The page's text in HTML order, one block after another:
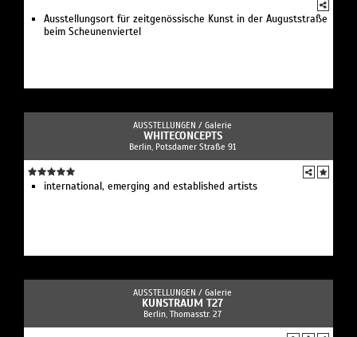
Ausstellungsort für zeitgenössische Kunst in der Auguststraße
beim Scheunenviertel
AUSSTELLUNGEN / Galerie
WHITECONCEPTS
Berlin, Potsdamer Straße 91
international, emerging and established artists
AUSSTELLUNGEN / Galerie
KUNSTRAUM T27
Berlin, Thomasstr. 27